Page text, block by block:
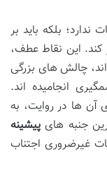
ندارد؛ بلکه باید بر
کند. این نقاط عطف،
چالش های بزرگی
انجامیده اند.
آن ها در روایت، به
جنبه های پیشینه
غیرضروری اجتناب